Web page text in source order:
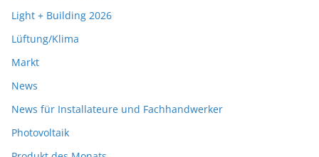
Light + Building 2026
Lüftung/Klima
Markt
News
News für Installateure und Fachhandwerker
Photovoltaik